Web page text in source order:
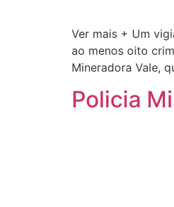
Ver mais + Um
ao menos oito
Mineradora Vale,
Policia